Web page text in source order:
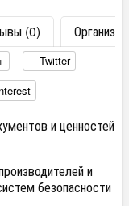
(0)
Twitter
и ценностей
и
безопасности